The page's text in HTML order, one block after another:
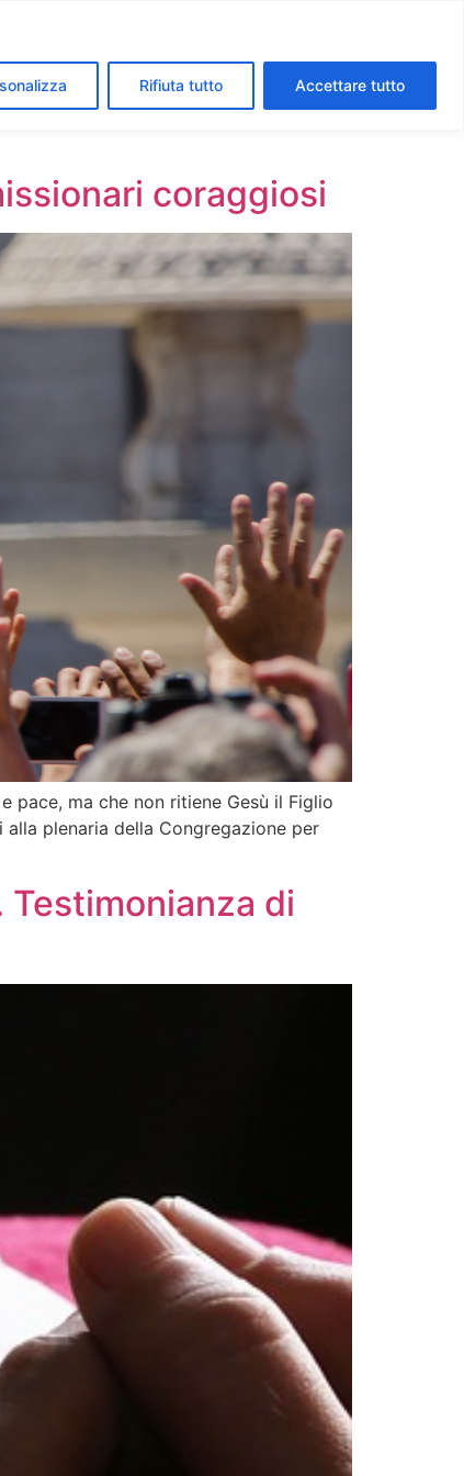
Rifiuta tutto Accettare tutto
coraggiosi
pace, ma che non ritiene Gesù il Figlio
plenaria della Congregazione per
di